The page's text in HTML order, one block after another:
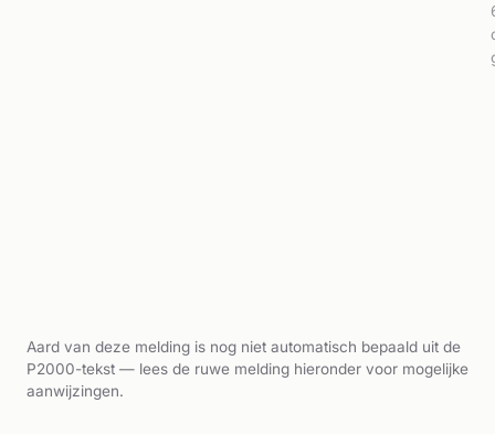
Aard van deze melding is nog niet automatisch bepaald uit de
P2000-tekst — lees de ruwe melding hieronder voor mogelijke
aanwijzingen.